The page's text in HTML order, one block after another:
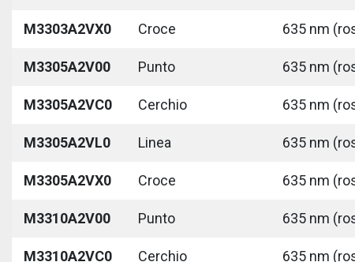
M3303A2VX0 Croce 635 nm
M3305A2V00 Punto 635 nm
M3305A2VC0 Cerchio 635 nm
M3305A2VL0 Linea 635 nm
M3305A2VX0 Croce 635 nm
M3310A2V00 Punto 635 nm
M3310A2VC0 Cerchio 635 nm